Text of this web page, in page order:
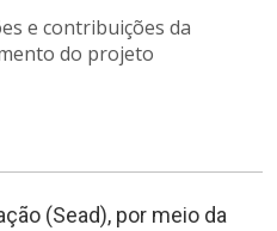
e contribuições da
do projeto
(Sead), por meio da